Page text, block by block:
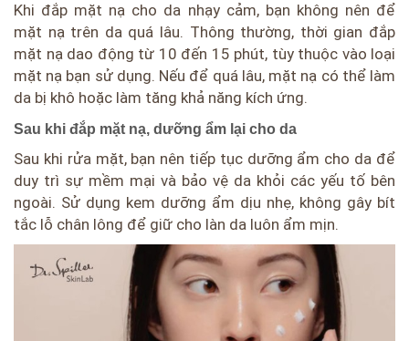
Khi đắp mặt nạ cho da nhạy cảm, bạn không nên để
mặt nạ trên da quá lâu. Thông thường, thời gian đắp
mặt nạ dao động từ 10 đến 15 phút, tùy thuộc vào loại
mặt nạ bạn sử dụng. Nếu để quá lâu, mặt nạ có thể làm
da bị khô hoặc làm tăng khả năng kích ứng.
Sau khi đắp mặt nạ, dưỡng ẩm lại cho da
Sau khi rửa mặt, bạn nên tiếp tục dưỡng ẩm cho da để
duy trì sự mềm mại và bảo vệ da khỏi các yếu tố bên
ngoài. Sử dụng kem dưỡng ẩm dịu nhẹ, không gây bít
tắc lỗ chân lông để giữ cho làn da luôn ẩm mịn.